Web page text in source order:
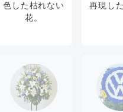
色した枯れない
花。
再現し